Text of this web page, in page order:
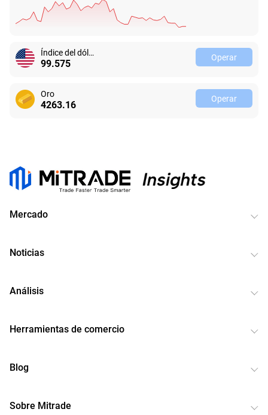
Índice del dólar estadounidense
99.575 Operar
Oro
4263.16 Operar
Mercado
Noticias
Análisis
Herramientas de comercio
Blog
Sobre Mitrade